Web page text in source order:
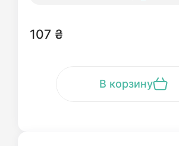
107 ₴
В корзину